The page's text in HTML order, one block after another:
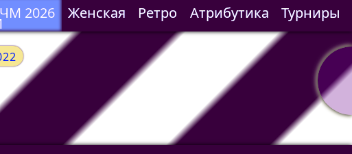
ЧМ 2026 Женская Ретро Атрибутика
Турниры